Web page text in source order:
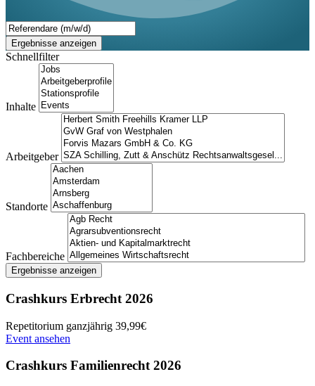
Ergebnisse anzeigen
Schnellfilter
Inhalte
Arbeitgeber
Standorte
Fachbereiche
Ergebnisse anzeigen
Crashkurs Erbrecht 2026
Repetitorium ganzjährig 39,99€
Event ansehen
Crashkurs Familienrecht 2026